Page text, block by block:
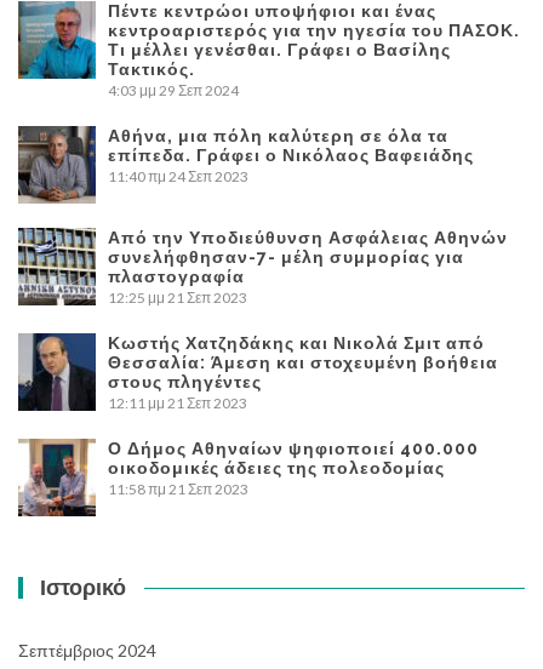
Πέντε κεντρώοι υποψήφιοι και ένας
κεντροαριστερός για την ηγεσία του ΠΑΣΟΚ.
Τι μέλλει γενέσθαι. Γράφει ο Βασίλης
Τακτικός.
4:03 μμ 29 Σεπ 2024
Αθήνα, μια πόλη καλύτερη σε όλα τα
επίπεδα. Γράφει ο Νικόλαος Βαφειάδης
11:40 πμ 24 Σεπ 2023
Από την Υποδιεύθυνση Ασφάλειας Αθηνών
συνελήφθησαν-7- μέλη συμμορίας για
πλαστογραφία
12:25 μμ 21 Σεπ 2023
Κωστής Χατζηδάκης και Νικολά Σμιτ από
Θεσσαλία: Άμεση και στοχευμένη βοήθεια
στους πληγέντες
12:11 μμ 21 Σεπ 2023
Ο Δήμος Αθηναίων ψηφιοποιεί 400.000
οικοδομικές άδειες της πολεοδομίας
11:58 πμ 21 Σεπ 2023
Ιστορικό
Σεπτέμβριος 2024